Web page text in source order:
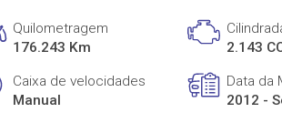
Quilometragem
176.243 Km
2.143
Caixa de velocidades
Manual
Data da
2012 -